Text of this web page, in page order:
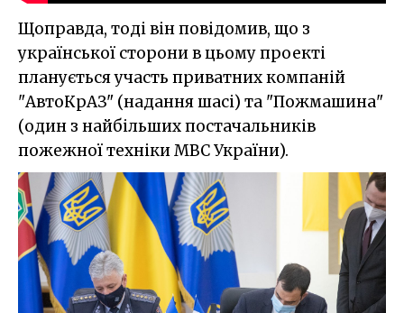
Щоправда, тоді він повідомив, що з
української сторони в цьому проекті
планується участь приватних компаній
"АвтоКрАЗ" (надання шасі) та "Пожмашина"
(один з найбільших постачальників
пожежної техніки МВС України).